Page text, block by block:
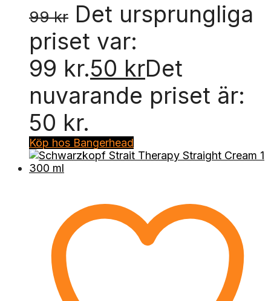
99kr Det ursprungliga
priset var:
99 kr.50 krDet
nuvarande priset är:
50 kr.
Köp hos Bangerhead